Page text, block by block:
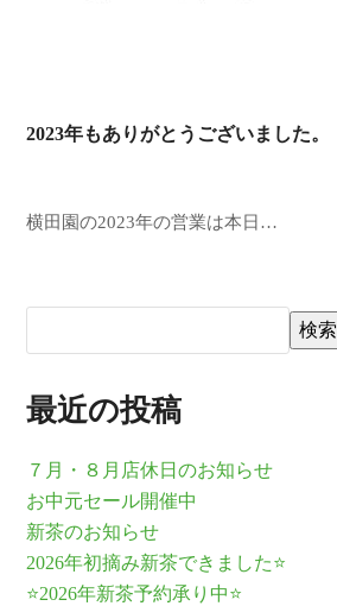
2023年もありがとうございました。
横田園の2023年の営業は本日…
検索
最近の投稿
７月・８月店休日のお知らせ
お中元セール開催中
新茶のお知らせ
2026年初摘み新茶できました⭐
⭐2026年新茶予約承り中⭐